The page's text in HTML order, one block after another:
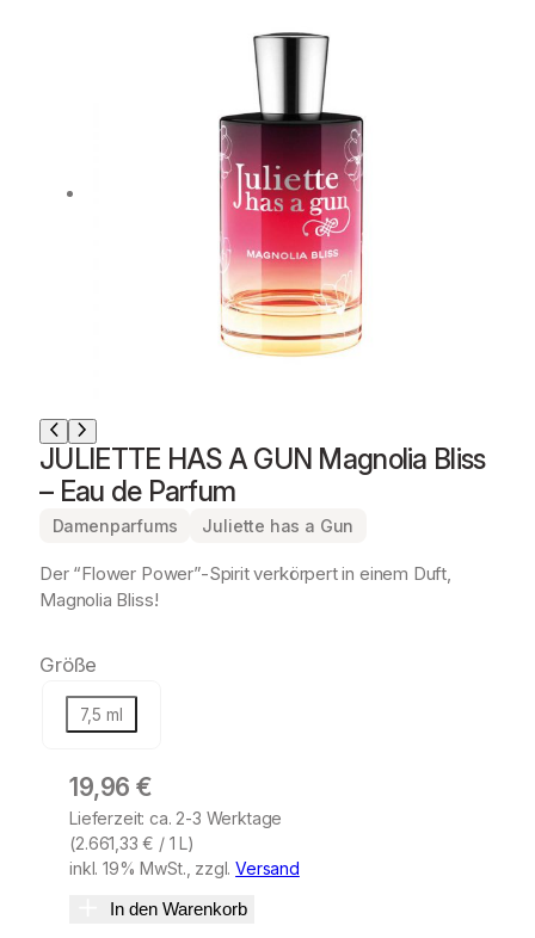
JULIETTE HAS A GUN Magnolia Bliss
– Eau de Parfum
Damenparfums Juliette has a Gun
Der “Flower Power”-Spirit verkörpert in einem Duft,
Magnolia Bliss!
Größe
7,5 ml
19,96€
Lieferzeit: ca. 2-3 Werktage
(2.661,33€ / 1 L)
inkl. 19% MwSt., zzgl.Versand
In den Warenkorb